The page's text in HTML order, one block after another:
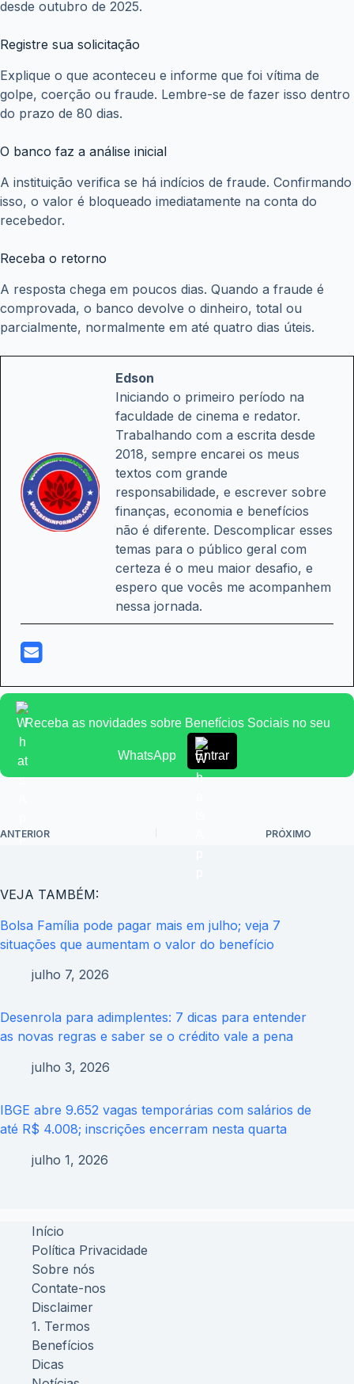
desde outubro de 2025.
Registre sua solicitação
Explique o que aconteceu e informe que foi vítima de
golpe, coerção ou fraude. Lembre-se de fazer isso dentro
do prazo de 80 dias.
O banco faz a análise inicial
A instituição verifica se há indícios de fraude. Confirmando
isso, o valor é bloqueado imediatamente na conta do
recebedor.
Receba o retorno
A resposta chega em poucos dias. Quando a fraude é
comprovada, o banco devolve o dinheiro, total ou
parcialmente, normalmente em até quatro dias úteis.
Edson
Iniciando o primeiro período na
faculdade de cinema e redator.
Trabalhando com a escrita desde
2018, sempre encarei os meus
textos com grande
responsabilidade, e escrever sobre
finanças, economia e benefícios
não é diferente. Descomplicar esses
temas para o público geral com
certeza é o meu maior desafio, e
espero que vocês me acompanhem
nessa jornada.
Receba as novidades sobre Benefícios Sociais no seu
WhatsApp Entrar
ANTERIOR PRÓXIMO
VEJA TAMBÉM:
Bolsa Família pode pagar mais em julho; veja 7
situações que aumentam o valor do benefício
julho 7, 2026
Desenrola para adimplentes: 7 dicas para entender
as novas regras e saber se o crédito vale a pena
julho 3, 2026
IBGE abre 9.652 vagas temporárias com salários de
até R$ 4.008; inscrições encerram nesta quarta
julho 1, 2026
Início
Política Privacidade
Sobre nós
Contate-nos
Disclaimer
1. Termos
Benefícios
Dicas